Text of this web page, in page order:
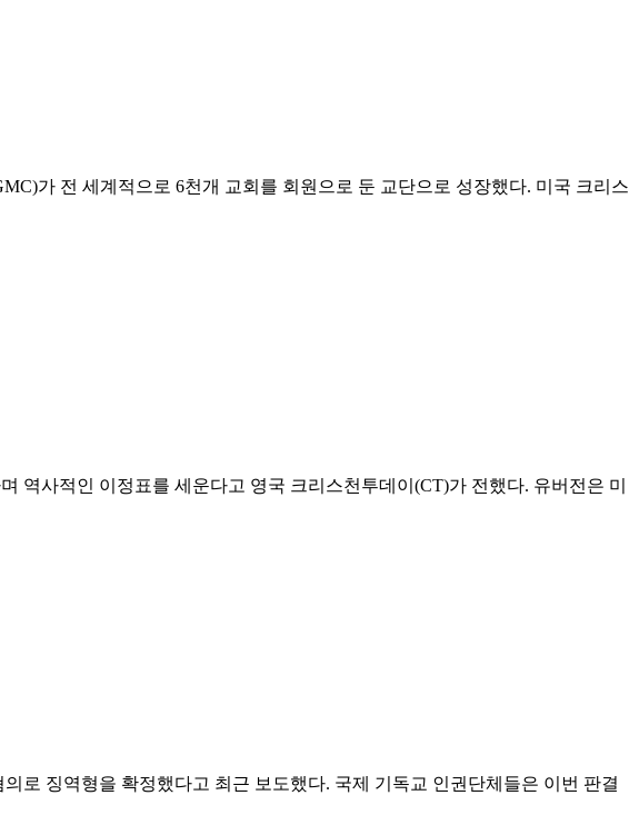
가 전 세계적으로 6천개 교회를 회원으로 둔 교단으로 성장했다. 미국 크리스
역사적인 이정표를 세운다고 영국 크리스천투데이(CT)가 전했다. 유버전은 미
로 징역형을 확정했다고 최근 보도했다. 국제 기독교 인권단체들은 이번 판결